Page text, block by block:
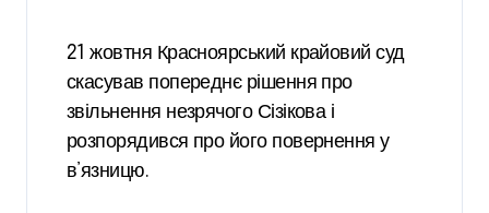
21 жовтня Красноярський крайовий суд
скасував попереднє рішення про
звільнення незрячого Сізікова і
розпорядився про його повернення у
в’язницю.